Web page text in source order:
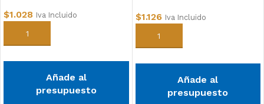
$1.028 Iva Incluido
Añadir al carrito
Añade al
presupuesto
$1.126 Iva Incluido
Añadir al carrito
Añade al
presupuesto